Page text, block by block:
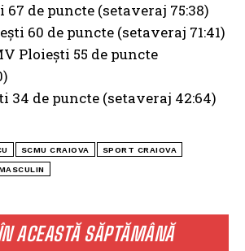
ACEASTĂ SĂPTĂMÂNĂ
67 de puncte (setaveraj 75:38)
60 de puncte (setaveraj 71:41)
Ploiești 55 de puncte
34 de puncte (setaveraj 42:64)
SCMU CRAIOVA SPORT CRAIOVA